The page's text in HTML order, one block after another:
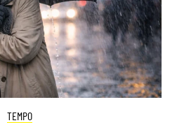
TEMPO